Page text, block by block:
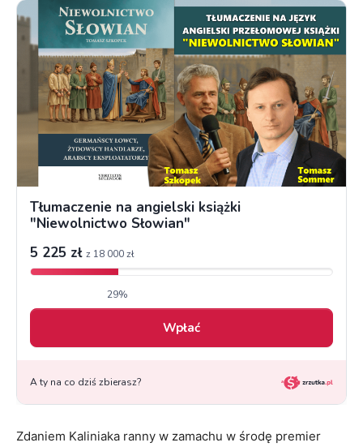
Zdaniem Kaliniaka ranny w zamachu w środę premier